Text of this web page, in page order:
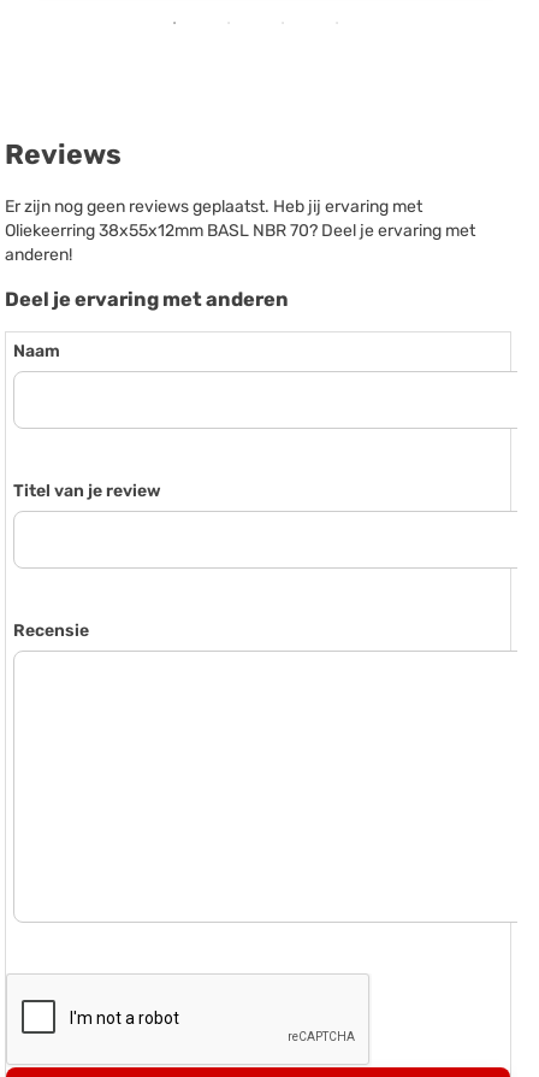
Reviews
Er zijn nog geen reviews geplaatst. Heb jij ervaring met
Oliekeerring 38x55x12mm BASL NBR 70? Deel je ervaring met
anderen!
Deel je ervaring met anderen
Naam
Titel van je review
Recensie